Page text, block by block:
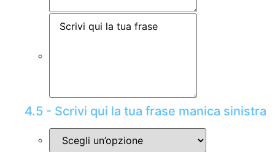
4.5 - Scrivi qui la tua frase manica sinistra